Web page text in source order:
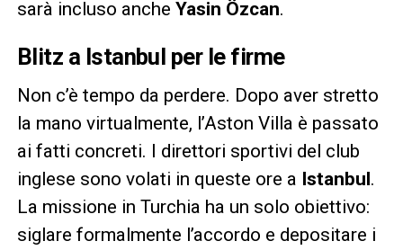
sarà incluso anche Yasin Özcan.
Blitz a Istanbul per le firme
Non c’è tempo da perdere. Dopo aver stretto
la mano virtualmente, l’Aston Villa è passato
ai fatti concreti. I direttori sportivi del club
inglese sono volati in queste ore a Istanbul.
La missione in Turchia ha un solo obiettivo:
siglare formalmente l’accordo e depositare i